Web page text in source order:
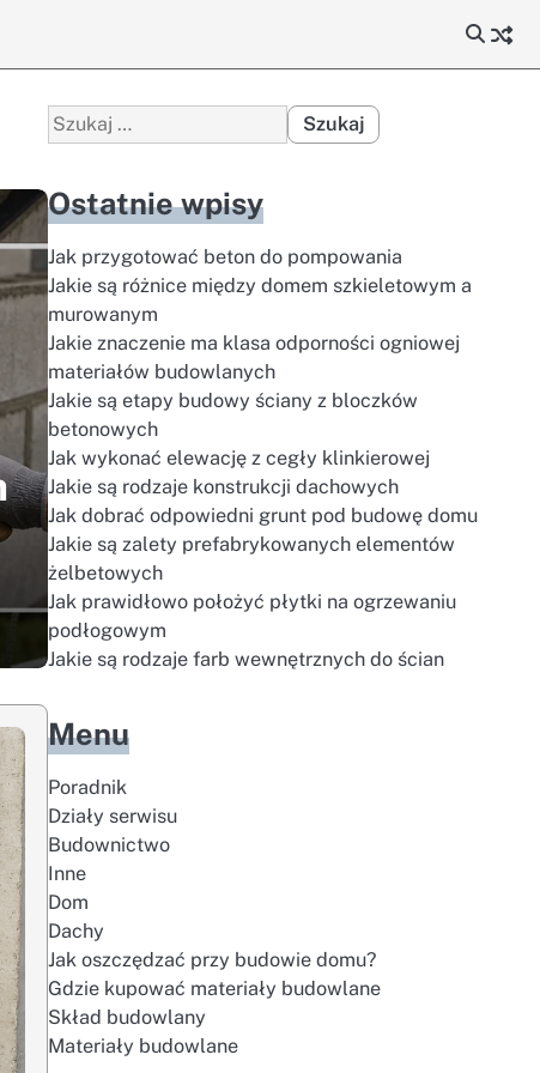
Szukaj:
Ostatnie wpisy
Jak przygotować beton do pompowania
Jakie są różnice między domem szkieletowym a
murowanym
Jakie znaczenie ma klasa odporności ogniowej
materiałów budowlanych
Jakie są etapy budowy ściany z bloczków
betonowych
Jak wykonać elewację z cegły klinkierowej
Jakie są rodzaje konstrukcji dachowych
Jak dobrać odpowiedni grunt pod budowę domu
Jakie są zalety prefabrykowanych elementów
żelbetowych
Jak prawidłowo położyć płytki na ogrzewaniu
podłogowym
Jakie są rodzaje farb wewnętrznych do ścian
Menu
Poradnik
Działy serwisu
Budownictwo
Inne
Dom
Dachy
Jak oszczędzać przy budowie domu?
Gdzie kupować materiały budowlane
Skład budowlany
Materiały budowlane